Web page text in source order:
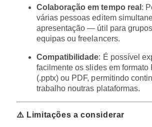
Colaboração em tempo real :
várias pessoas editem
apresentação — útil para
equipas ou freelancers.
Compatibilidade: É possível
facilmente os slides em formato
(.pptx) ou PDF, permitindo
trabalho noutras plataformas.
⚠️ Limitações a considerar